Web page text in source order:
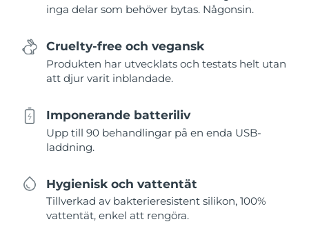
inga delar som behöver bytas. Någonsin.
Cruelty-free och vegansk
Produkten har utvecklats och testats helt utan
att djur varit inblandade.
Imponerande batteriliv
Upp till 90 behandlingar på en enda USB-
laddning.
Hygienisk och vattentät
Tillverkad av bakterieresistent silikon, 100%
vattentät, enkel att rengöra.